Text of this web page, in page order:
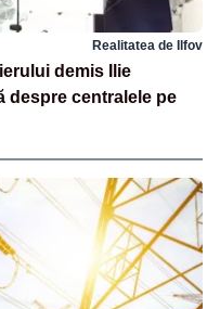
Realitatea de Ilfov
demis Ilie
despre centralele pe